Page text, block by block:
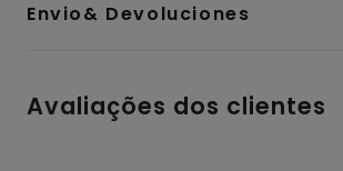
Envio& Devoluciones
Avaliações dos clientes